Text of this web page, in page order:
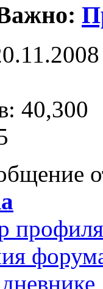
40,300
профиля